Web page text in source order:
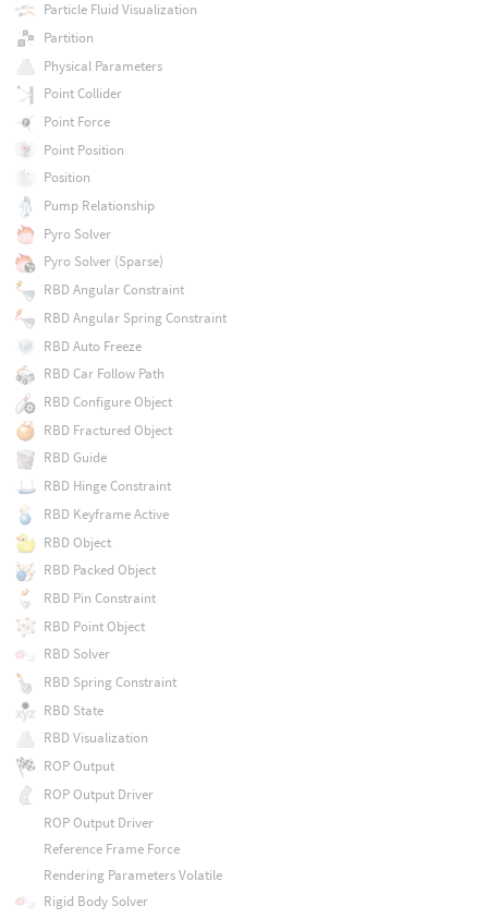
Particle Fluid Visualization
Partition
Physical Parameters
Point Collider
Point Force
Point Position
Position
Pump Relationship
Pyro Solver
Pyro Solver (Sparse)
RBD Angular Constraint
RBD Angular Spring Constraint
RBD Auto Freeze
RBD Car Follow Path
RBD Configure Object
RBD Fractured Object
RBD Guide
RBD Hinge Constraint
RBD Keyframe Active
RBD Object
RBD Packed Object
RBD Pin Constraint
RBD Point Object
RBD Solver
RBD Spring Constraint
RBD State
RBD Visualization
ROP Output
ROP Output Driver
ROP Output Driver
Reference Frame Force
Rendering Parameters Volatile
Rigid Body Solver